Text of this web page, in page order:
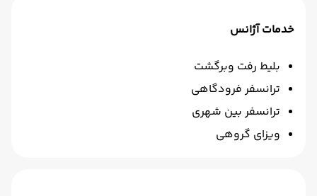
خدمات آژانس
بلیط رفت وبرگشت
ترانسفر فرودگاهی
ترانسفر بین شهری
ویزای گروهی